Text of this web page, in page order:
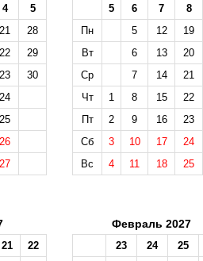
4
5
21
28
22
29
23
30
24
25
26
27
5 6 7 8
Пн
5 12 19
Вт
6 13 20
Ср
7 14 21
Чт
1 8 15 22
Пт
2 9 16 23
Сб
3 10 17 24
Вс
4 11 18 25
21
22
Февраль 2027
23 24 25